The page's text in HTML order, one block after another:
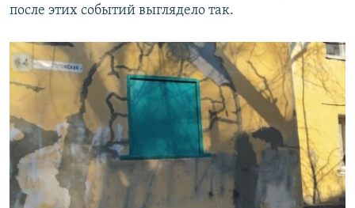
после этих событий выглядело так.